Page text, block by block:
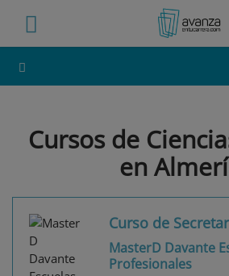
Cursos de
en
Curso de
MasterD Davante
Profesionales